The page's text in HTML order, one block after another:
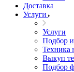
Доставка
Услуги
Услуги
Подбор
Техника
Выкуп
Подбор